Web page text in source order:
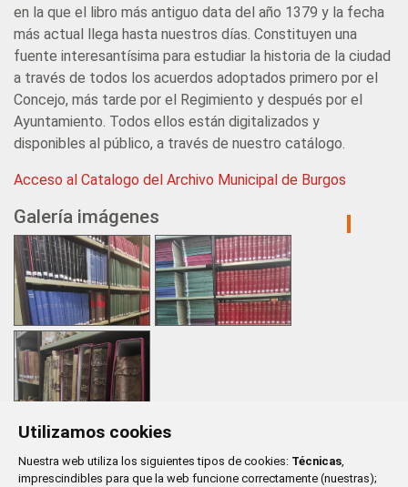
Utilizamos cookies
Nuestra web utiliza los siguientes tipos de cookies: Técnicas,
imprescindibles para que la web funcione correctamente (nuestras);
en la que el libro más antiguo data del año 1379 y la fecha
más actual llega hasta nuestros días. Constituyen una
fuente interesantísima para estudiar la historia de la ciudad
a través de todos los acuerdos adoptados primero por el
Concejo, más tarde por el Regimiento y después por el
Ayuntamiento. Todos ellos están digitalizados y
disponibles al público, a través de nuestro catálogo.
Acceso al Catalogo del Archivo Municipal de Burgos
Galería imágenes